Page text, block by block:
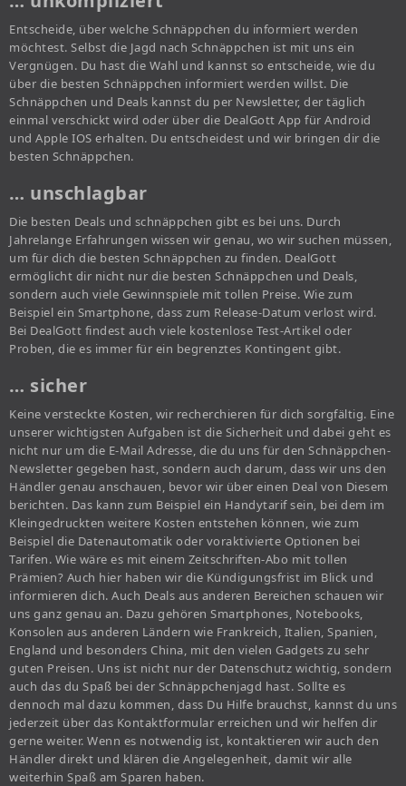
Entscheide, über welche Schnäppchen du informiert werden
möchtest. Selbst die Jagd nach Schnäppchen ist mit uns ein
Vergnügen. Du hast die Wahl und kannst so entscheide, wie du
über die besten Schnäppchen informiert werden willst. Die
Schnäppchen und Deals kannst du per Newsletter, der täglich
einmal verschickt wird oder über die DealGott App für Android
und Apple IOS erhalten. Du entscheidest und wir bringen dir die
besten Schnäppchen.
… unschlagbar
Die besten Deals und schnäppchen gibt es bei uns. Durch
Jahrelange Erfahrungen wissen wir genau, wo wir suchen müssen,
um für dich die besten Schnäppchen zu finden. DealGott
ermöglicht dir nicht nur die besten Schnäppchen und Deals,
sondern auch viele Gewinnspiele mit tollen Preise. Wie zum
Beispiel ein Smartphone, dass zum Release-Datum verlost wird.
Bei DealGott findest auch viele kostenlose Test-Artikel oder
Proben, die es immer für ein begrenztes Kontingent gibt.
… sicher
Keine versteckte Kosten, wir recherchieren für dich sorgfältig. Eine
unserer wichtigsten Aufgaben ist die Sicherheit und dabei geht es
nicht nur um die E-Mail Adresse, die du uns für den Schnäppchen-
Newsletter gegeben hast, sondern auch darum, dass wir uns den
Händler genau anschauen, bevor wir über einen Deal von Diesem
berichten. Das kann zum Beispiel ein Handytarif sein, bei dem im
Kleingedruckten weitere Kosten entstehen können, wie zum
Beispiel die Datenautomatik oder voraktivierte Optionen bei
Tarifen. Wie wäre es mit einem Zeitschriften-Abo mit tollen
Prämien? Auch hier haben wir die Kündigungsfrist im Blick und
informieren dich. Auch Deals aus anderen Bereichen schauen wir
uns ganz genau an. Dazu gehören Smartphones, Notebooks,
Konsolen aus anderen Ländern wie Frankreich, Italien, Spanien,
England und besonders China, mit den vielen Gadgets zu sehr
guten Preisen. Uns ist nicht nur der Datenschutz wichtig, sondern
auch das du Spaß bei der Schnäppchenjagd hast. Sollte es
dennoch mal dazu kommen, dass Du Hilfe brauchst, kannst du uns
jederzeit über das Kontaktformular erreichen und wir helfen dir
gerne weiter. Wenn es notwendig ist, kontaktieren wir auch den
Händler direkt und klären die Angelegenheit, damit wir alle
weiterhin Spaß am Sparen haben.